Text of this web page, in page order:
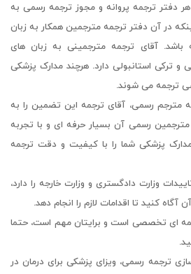
دفتر ترجمه پروانه و مجوز ترجمه رسمی به
در آن دفتر ترجمه مترجمین همکار به زبان
آقای ترجمه مترجمینی به زبان های
و ترکی استانبولی دارد. هرچند مدارک پزشکی
ترجمه می شوند.
مترجم رسمی، آقای ترجمه این تضمین را به
رسمی آن بسیار حرفه ای و با تجربه
پزشکی شما را با کیفیت و دقت ترجمه
وزارت دادگستری و وزارت خارجه را دارد،
آگاه کنید تا اقدامات لازم را انجام دهد.
ای تخصصی است و برایتان مهم است، حتما
ترجمه رسمی، ویزای پزشکی برای درمان در